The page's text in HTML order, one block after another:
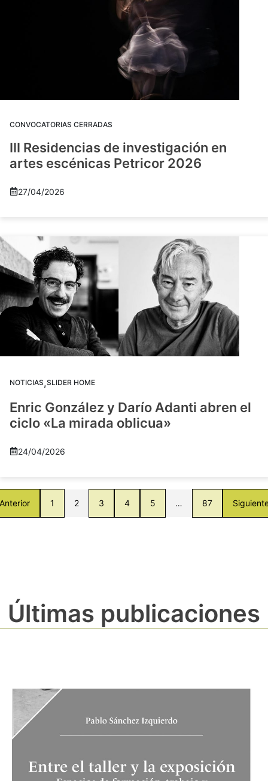
CONVOCATORIAS CERRADAS
III Residencias de investigación en
artes escénicas Petricor 2026
27/04/2026
NOTICIAS,SLIDER HOME
Enric González y Darío Adanti abren el
ciclo «La mirada oblicua»
24/04/2026
1 2 3 4 5 … 87
Últimas publicaciones